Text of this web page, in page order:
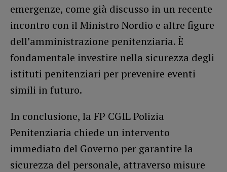
emergenze, come già discusso in un recente
incontro con il Ministro Nordio e altre figure
dell’amministrazione penitenziaria. È
fondamentale investire nella sicurezza degli
istituti penitenziari per prevenire eventi
simili in futuro.
In conclusione, la FP CGIL Polizia
Penitenziaria chiede un intervento
immediato del Governo per garantire la
sicurezza del personale, attraverso misure